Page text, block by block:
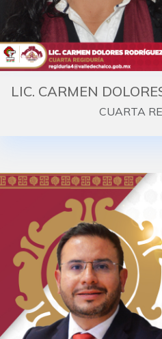
LIC. CARMEN
CUARTA